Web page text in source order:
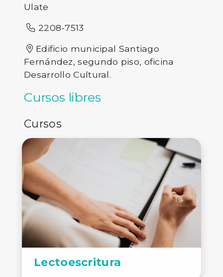
Ulate
2208-7513
Edificio municipal Santiago
Fernández, segundo piso, oficina
Desarrollo Cultural.
Cursos libres
Cursos
Lectoescritura